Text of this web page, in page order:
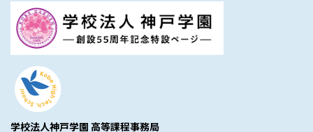
学校法人神戸学園 高等課程事務局